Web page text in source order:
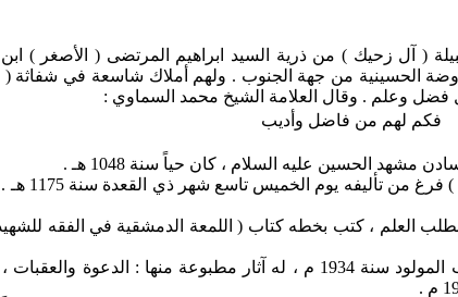
( آل زحيك ) من ذرية السيد ابراهيم المرتضى ( الأصغر )
الحسينية من جهة الجنوب . ولهم أملاك شاسعة في شفاثة (
فضل وعلم . وقال العلامة الشيخ محمد السماوي :
فكم لهم من فاضل وأديب
الحسين عليه السلام ، كان حياً سنة 1048 هـ .
ومن أبرز
ومنها أيضاً : الخيب الفاضل الأديب السيد كاظم بن السيد محمد بن السيد فاضل بن السيد عباس النقيب